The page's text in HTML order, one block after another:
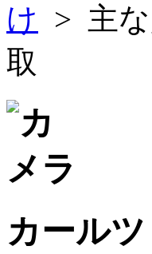
け > 主
取
カール